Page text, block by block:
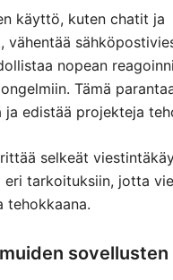
käyttö, kuten chatit ja
vähentää
nopean
Tämä
edistää projekteja
selkeät
eri tarkoituksiin, jotta
tehokkaana.
sovellusten